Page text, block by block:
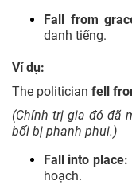
Fall from
danh tiếng.
Ví dụ:
The politician fell
(Chính trị gia đó đã
bối bị phanh phui.)
Fall into place:
hoạch.